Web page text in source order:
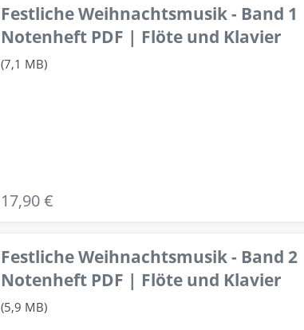
Festliche Weihnachtsmusik - Band 1
Notenheft PDF | Flöte und Klavier
(7,1 MB)
17,90 €
Festliche Weihnachtsmusik - Band 2
Notenheft PDF | Flöte und Klavier
(5,9 MB)